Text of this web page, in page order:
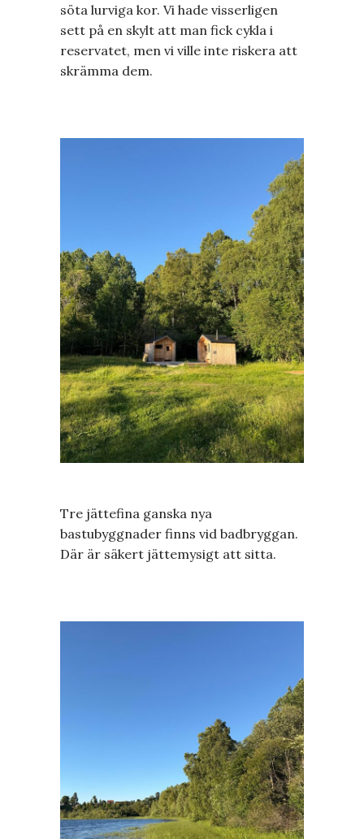
söta lurviga kor. Vi hade visserligen
sett på en skylt att man fick cykla i
reservatet, men vi ville inte riskera att
skrämma dem.
Tre jättefina ganska nya
bastubyggnader finns vid badbryggan.
Där är säkert jättemysigt att sitta.